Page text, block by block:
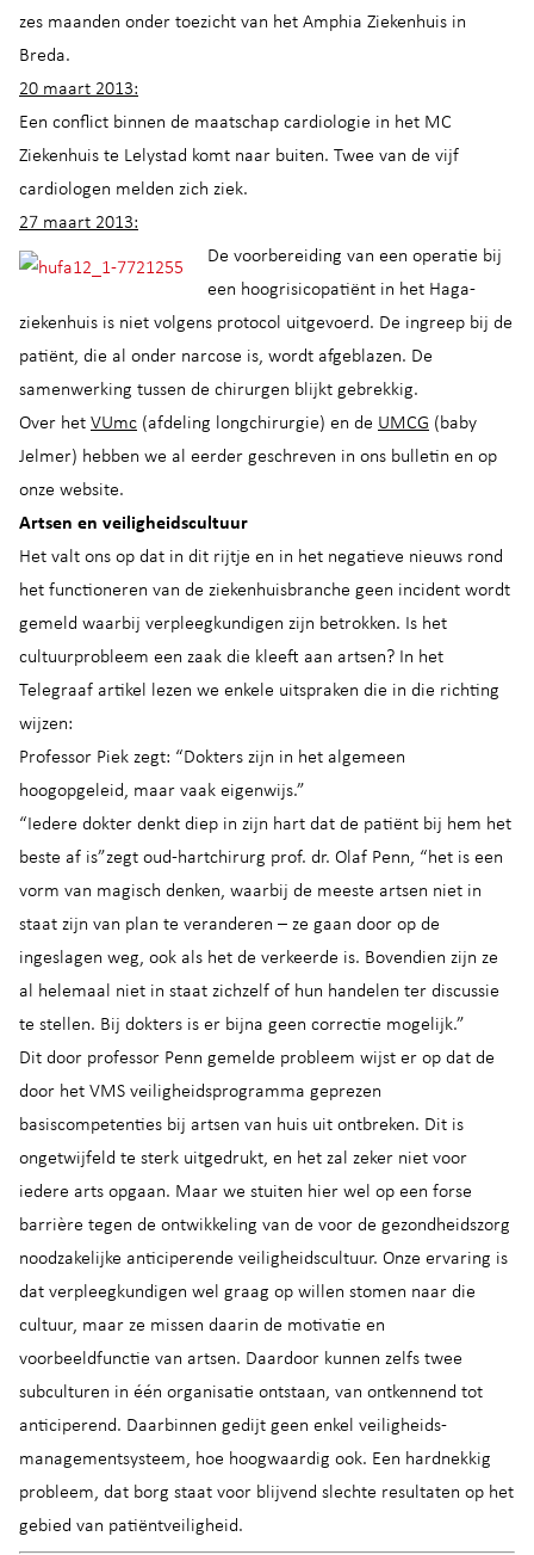
zes maanden onder toezicht van het Amphia Ziekenhuis in
Breda.
20 maart 2013:
Een conflict binnen de maatschap cardiologie in het MC
Ziekenhuis te Lelystad komt naar buiten. Twee van de vijf
cardiologen melden zich ziek.
27 maart 2013:
De voorbereiding van een operatie bij
een hoogrisicopatiënt in het Haga-
ziekenhuis is niet volgens protocol uitgevoerd. De ingreep bij de
patiënt, die al onder narcose is, wordt afgeblazen. De
samenwerking tussen de chirurgen blijkt gebrekkig.
Over het VUmc (afdeling longchirurgie) en de UMCG (baby
Jelmer) hebben we al eerder geschreven in ons bulletin en op
onze website.
Artsen en veiligheidscultuur
Het valt ons op dat in dit rijtje en in het negatieve nieuws rond
het functioneren van de ziekenhuisbranche geen incident wordt
gemeld waarbij verpleegkundigen zijn betrokken. Is het
cultuurprobleem een zaak die kleeft aan artsen? In het
Telegraaf artikel lezen we enkele uitspraken die in die richting
wijzen:
Professor Piek zegt: “Dokters zijn in het algemeen
hoogopgeleid, maar vaak eigenwijs.”
“Iedere dokter denkt diep in zijn hart dat de patiënt bij hem het
beste af is”zegt oud-hartchirurg prof. dr. Olaf Penn, “het is een
vorm van magisch denken, waarbij de meeste artsen niet in
staat zijn van plan te veranderen – ze gaan door op de
ingeslagen weg, ook als het de verkeerde is. Bovendien zijn ze
al helemaal niet in staat zichzelf of hun handelen ter discussie
te stellen. Bij dokters is er bijna geen correctie mogelijk.”
Dit door professor Penn gemelde probleem wijst er op dat de
door het VMS veiligheidsprogramma geprezen
basiscompetenties bij artsen van huis uit ontbreken. Dit is
ongetwijfeld te sterk uitgedrukt, en het zal zeker niet voor
iedere arts opgaan. Maar we stuiten hier wel op een forse
barrière tegen de ontwikkeling van de voor de gezondheidszorg
noodzakelijke anticiperende veiligheidscultuur. Onze ervaring is
dat verpleegkundigen wel graag op willen stomen naar die
cultuur, maar ze missen daarin de motivatie en
voorbeeldfunctie van artsen. Daardoor kunnen zelfs twee
subculturen in één organisatie ontstaan, van ontkennend tot
anticiperend. Daarbinnen gedijt geen enkel veiligheids-
managementsysteem, hoe hoogwaardig ook. Een hardnekkig
probleem, dat borg staat voor blijvend slechte resultaten op het
gebied van patiëntveiligheid.